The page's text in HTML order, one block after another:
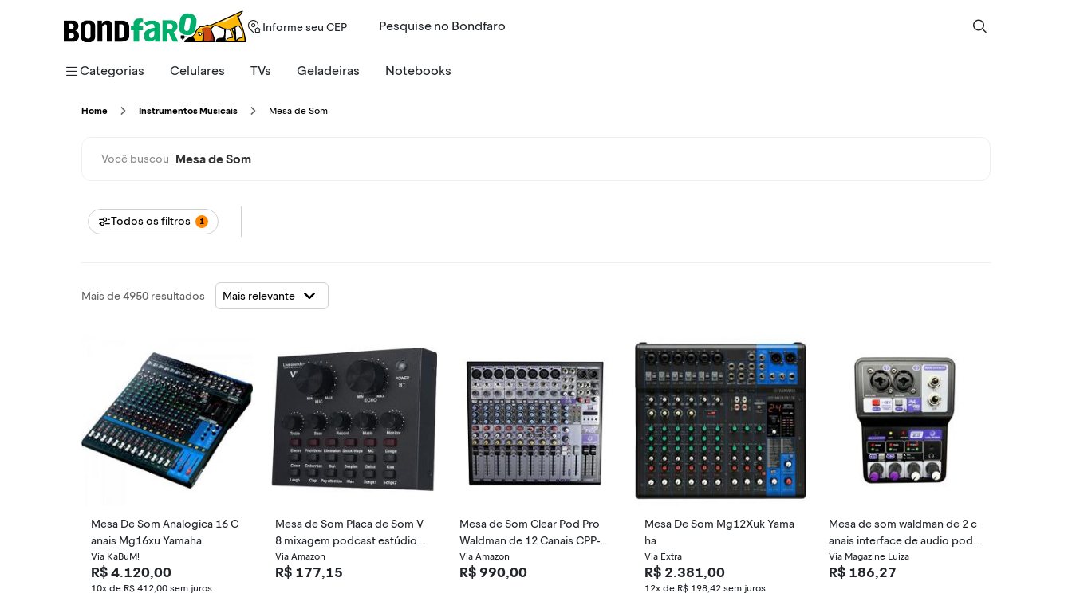
Informe seu CEP
Pesquise
Categorias Celulares TVs Geladeiras Notebooks
Home Instrumentos Musicais Mesa de Som
Você buscou Mesa de Som
Todos os filtros 1
Mais de 4950 resultados
Mesa De Som Analogica 16 C
anais Mg16xu Yamaha
Via KaBuM!
R$ 4.120,00
10x de R$ 412,00 sem juros
Mesa de Som Placa de Som V
8 mixagem podcast estúdio á
udio gravação
Via Amazon
R$ 177,15
Mesa de Som Clear Pod Pro
Waldman de 12 Canais CPP-1
2FXU
Via Amazon
R$ 990,00
Mesa De Som Mg12Xuk Yama
ha
Via Extra
R$ 2.381,00
12x de R$ 198,42 sem juros
Mesa de som waldman de 2 c
anais interface de audio podc
ast 2.0
Via Magazine Luiza
R$ 186,27